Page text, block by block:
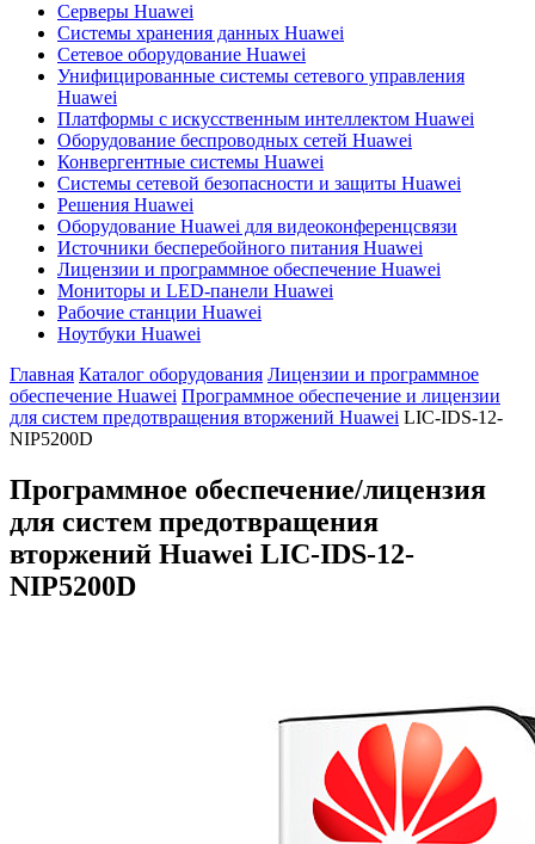
Серверы Huawei
Системы хранения данных Huawei
Сетевое оборудование Huawei
Унифицированные системы сетевого управления
Huawei
Платформы с искусственным интеллектом Huawei
Оборудование беспроводных сетей Huawei
Конвергентные системы Huawei
Системы сетевой безопасности и защиты Huawei
Решения Huawei
Оборудование Huawei для видеоконференцсвязи
Источники бесперебойного питания Huawei
Лицензии и программное обеспечение Huawei
Мониторы и LED-панели Huawei
Рабочие станции Huawei
Ноутбуки Huawei
Главная Каталог оборудования Лицензии и программное
обеспечение Huawei Программное обеспечение и лицензии
для систем предотвращения вторжений Huawei LIC-IDS-12-
NIP5200D
Программное обеспечение/лицензия
для систем предотвращения
вторжений Huawei LIC-IDS-12-
NIP5200D